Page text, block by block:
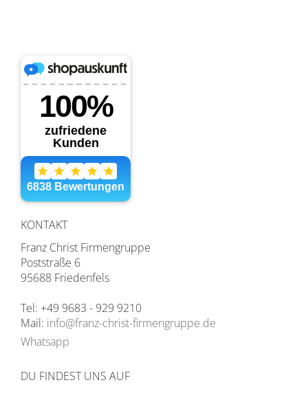
KONTAKT
Franz Christ Firmengruppe
Poststraße 6
95688 Friedenfels
Tel: +49 9683 - 929 9210
Mail: info@franz-christ-firmengruppe.de
Whatsapp
DU FINDEST UNS AUF